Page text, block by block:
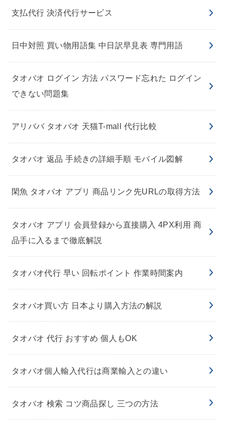
支払代行 決済代行サービス
日中対照 買い物用語集 中日訳早見表 専門用語
タオバオ ログイン 方法 パスワード忘れた ログイン
できない問題集
アリババ タオバオ 天猫T-mall 代行比較
タオバオ 返品 手続きの詳細手順 モバイル図解
閑魚 タオバオ アプリ 商品リンク先URLの取得方法
タオバオ アプリ 会員登録から直接購入 4PX利用 商
品手に入るまで徹底解説
タオバオ代行 早い 回転ポイント 作業時間案内
タオバオ買い方 日本より購入方法の解説
タオバオ 代行 おすすめ 個人もOK
タオバオ個人輸入代行は商業輸入との違い
タオバオ 検索 コツ商品探し 三つの方法